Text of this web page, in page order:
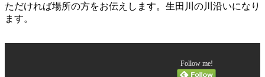
ただければ場所の方をお伝えします。生田川の川沿いになり
ます。
Follow me!